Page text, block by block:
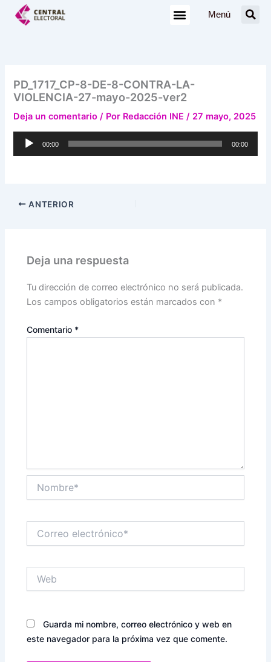
Menú
PD_1717_CP-8-DE-8-CONTRA-LA-
VIOLENCIA-27-mayo-2025-ver2
Deja un comentario / Por Redacción INE/ 27 mayo, 2025
Reproductor
00:00 00:00
ANTERIOR
Deja una respuesta
Tu dirección de correo electrónico no será publicada.
Los campos obligatorios están marcados con *
Comentario *
electrónico*
Guarda mi nombre, correo electrónico y web en
este navegador para la próxima vez que comente.